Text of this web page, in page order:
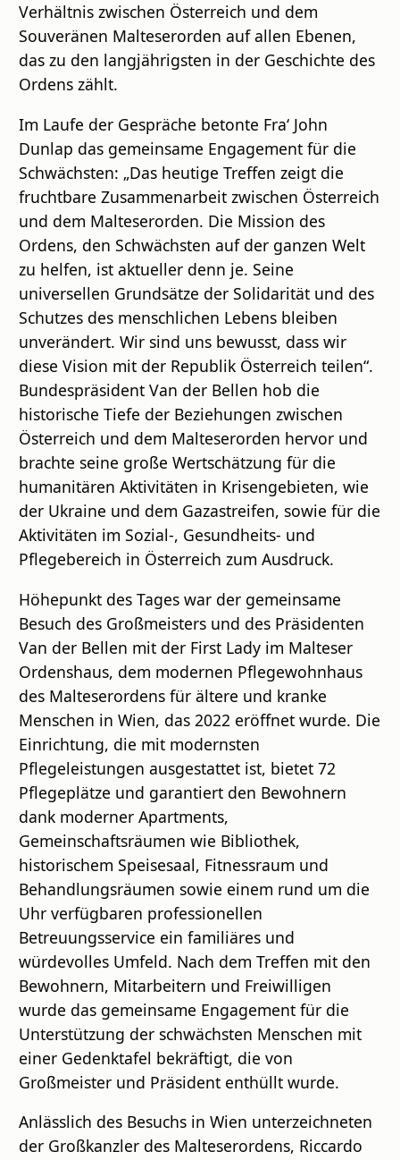
Verhältnis zwischen Österreich und dem
Souveränen Malteserorden auf allen Ebenen,
das zu den langjährigsten in der Geschichte des
Ordens zählt.
Im Laufe der Gespräche betonte Fra‘ John
Dunlap das gemeinsame Engagement für die
Schwächsten: „Das heutige Treffen zeigt die
fruchtbare Zusammenarbeit zwischen Österreich
und dem Malteserorden. Die Mission des
Ordens, den Schwächsten auf der ganzen Welt
zu helfen, ist aktueller denn je. Seine
universellen Grundsätze der Solidarität und des
Schutzes des menschlichen Lebens bleiben
unverändert. Wir sind uns bewusst, dass wir
diese Vision mit der Republik Österreich teilen“.
Bundespräsident Van der Bellen hob die
historische Tiefe der Beziehungen zwischen
Österreich und dem Malteserorden hervor und
brachte seine große Wertschätzung für die
humanitären Aktivitäten in Krisengebieten, wie
der Ukraine und dem Gazastreifen, sowie für die
Aktivitäten im Sozial-, Gesundheits- und
Pflegebereich in Österreich zum Ausdruck.
Höhepunkt des Tages war der gemeinsame
Besuch des Großmeisters und des Präsidenten
Van der Bellen mit der First Lady im Malteser
Ordenshaus, dem modernen Pflegewohnhaus
des Malteserordens für ältere und kranke
Menschen in Wien, das 2022 eröffnet wurde. Die
Einrichtung, die mit modernsten
Pflegeleistungen ausgestattet ist, bietet 72
Pflegeplätze und garantiert den Bewohnern
dank moderner Apartments,
Gemeinschaftsräumen wie Bibliothek,
historischem Speisesaal, Fitnessraum und
Behandlungsräumen sowie einem rund um die
Uhr verfügbaren professionellen
Betreuungsservice ein familiäres und
würdevolles Umfeld. Nach dem Treffen mit den
Bewohnern, Mitarbeitern und Freiwilligen
wurde das gemeinsame Engagement für die
Unterstützung der schwächsten Menschen mit
einer Gedenktafel bekräftigt, die von
Großmeister und Präsident enthüllt wurde.
Anlässlich des Besuchs in Wien unterzeichneten
der Großkanzler des Malteserordens, Riccardo